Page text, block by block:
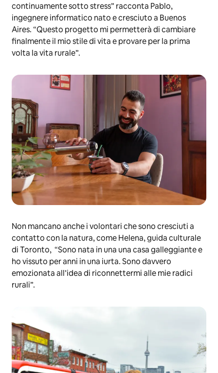
continuamente sotto stress” racconta Pablo,
ingegnere informatico nato e cresciuto a Buenos
Aires. “Questo progetto mi permetterà di cambiare
finalmente il mio stile di vita e provare per la prima
volta la vita rurale”.
Non mancano anche i volontari che sono cresciuti a
contatto con la natura, come Helena, guida culturale
di Toronto, “Sono nata in una una casa galleggiante e
ho vissuto per anni in una iurta. Sono davvero
emozionata all’idea di riconnettermi alle mie radici
rurali”.